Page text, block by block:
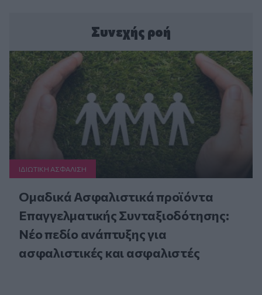
Συνεχής ροή
ΙΔΙΩΤΙΚΗ ΑΣΦAΛΙΣΗ
Ομαδικά Ασφαλιστικά προϊόντα
Επαγγελματικής Συνταξιοδότησης:
Νέο πεδίο ανάπτυξης για
ασφαλιστικές και ασφαλιστές